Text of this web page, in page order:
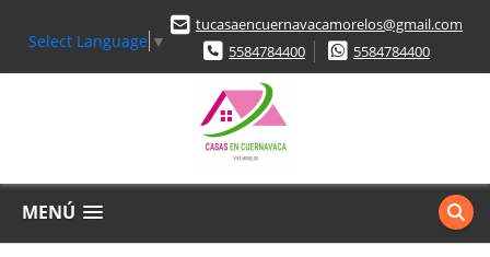
Select Language ▼
tucasaencuernavacamorelos@gmail.com
5584784400
5584784400
MENÚ